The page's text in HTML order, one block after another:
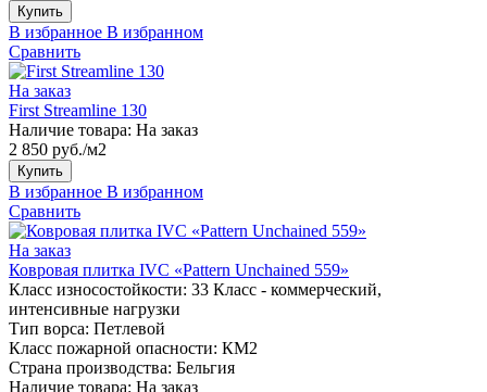
Купить
В избранное В избранном
Сравнить
На заказ
First Streamline 130
Наличие товара: На заказ
2 850 руб./м2
Купить
В избранное В избранном
Сравнить
На заказ
Ковровая плитка IVC «Pattern Unchained 559»
Класс износостойкости: 33 Класс - коммерческий,
интенсивные нагрузки
Тип ворса: Петлевой
Класс пожарной опасности: КМ2
Страна производства: Бельгия
Наличие товара: На заказ